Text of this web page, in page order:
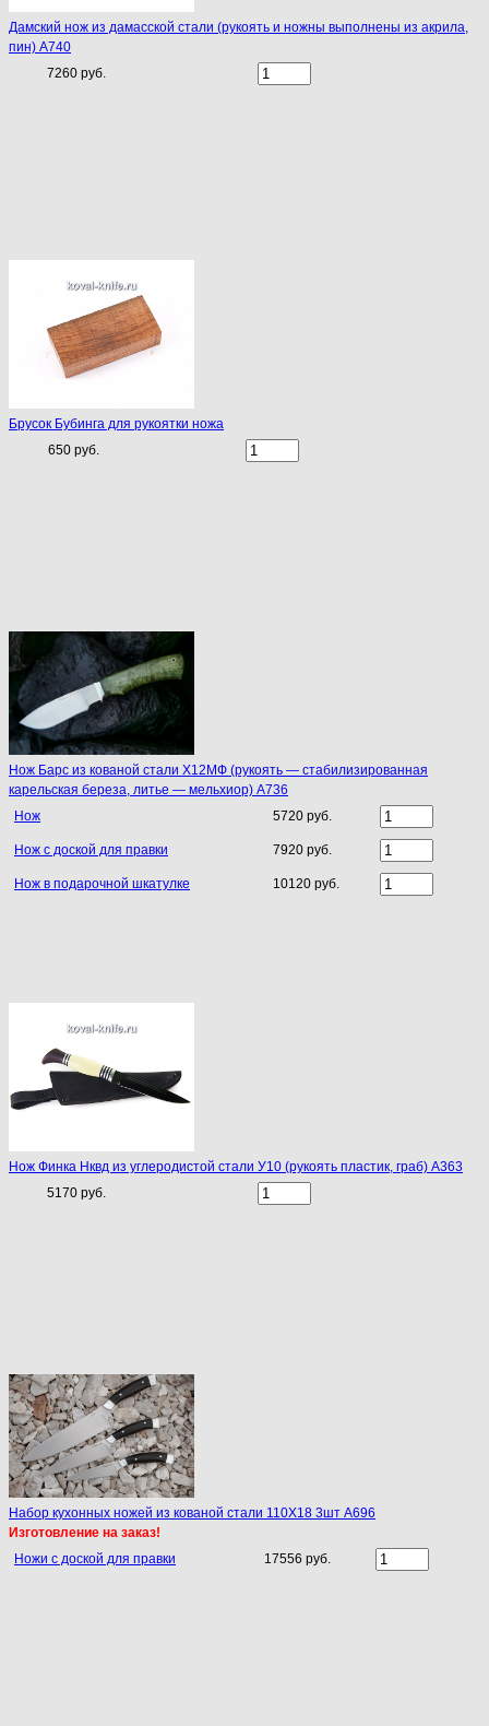
Дамский нож из дамасской стали (рукоять и ножны выполнены из акрила,
пин) A740
7260 руб.
Брусок Бубинга для рукоятки ножа
650 руб.
Нож Барс из кованой стали Х12МФ (рукоять — стабилизированная
карельская береза, литье — мельхиор) A736
Нож
5720 руб.
Нож с доской для правки 7920 руб.
Нож в подарочной шкатулке 10120 руб.
Нож Финка Нквд из углеродистой стали У10 (рукоять пластик, граб) A363
5170 руб.
Набор кухонных ножей из кованой стали 110Х18 3шт A696
Изготовление на заказ!
Ножи с доской для правки
17556 руб.